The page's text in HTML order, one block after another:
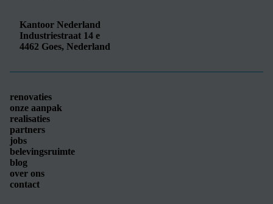
Kantoor Nederland
Industriestraat 14 e
4462 Goes, Nederland
renovaties
onze aanpak
realisaties
partners
jobs
belevingsruimte
blog
over ons
contact